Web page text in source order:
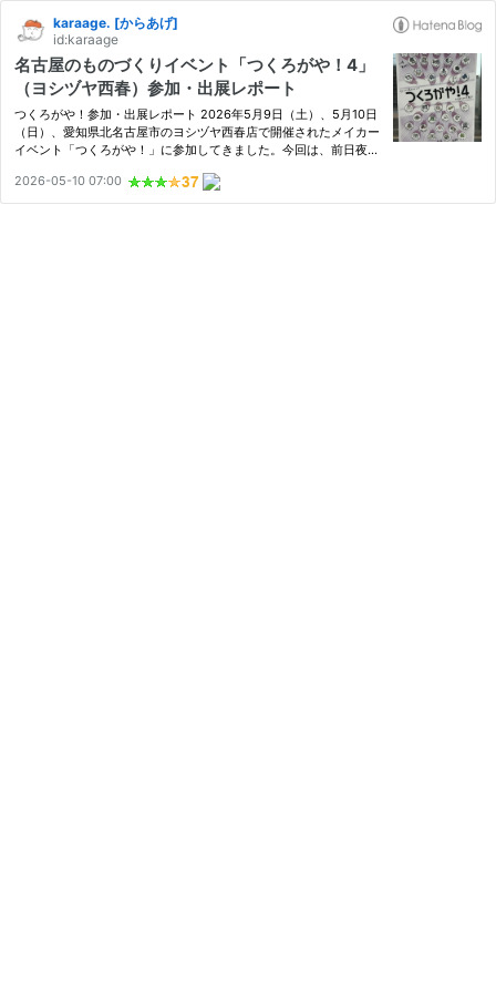
karaage. [からあげ]
id:karaage
名古屋のものづくりイベント「つくろがや！4」
（ヨシヅヤ西春）参加・出展レポート
つくろがや！参加・出展レポート 2026年5月9日（土）、5月10日
（日）、愛知県北名古屋市のヨシヅヤ西春店で開催されたメイカー
イベント「つくろがや！」に参加してきました。今回は、前日夜に
ただきました。 電子工作・DIYガジェット・AI・ロボット、相変
わ…
2026-05-10 07:00